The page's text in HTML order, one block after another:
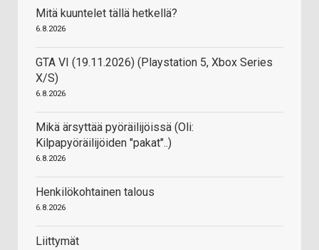
Mitä kuuntelet tällä hetkellä?
6.8.2026
GTA VI (19.11.2026) (Playstation 5, Xbox Series
X/S)
6.8.2026
Mikä ärsyttää pyöräilijöissä (Oli:
Kilpapyöräilijöiden "pakat"..)
6.8.2026
Henkilökohtainen talous
6.8.2026
Liittymät